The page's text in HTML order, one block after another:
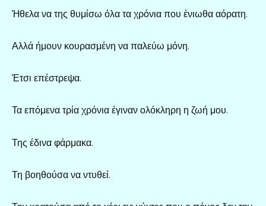
Ήθελα να της θυμίσω όλα τα χρόνια που ένιωθα αόρατη.
Αλλά ήμουν κουρασμένη να παλεύω μόνη.
Έτσι επέστρεψα.
Τα επόμενα τρία χρόνια έγιναν ολόκληρη η ζωή μου.
Της έδινα φάρμακα.
Τη βοηθούσα να ντυθεί.